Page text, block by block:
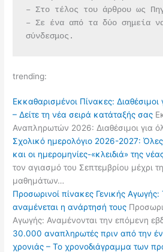
– Στο τέλος του άρθρου ως
– Σε ένα από τα δύο σημεία
σύνδεσμος.
trending:
Εκκαθαρισμένοι Πίνακες:
– Δείτε τη νέα σειρά κατάταξής σας
Αναπληρωτών 2026: Διαθέσιμοι για
Σχολικό ημερολόγιο 2026-2027: Όλες
και οι ημερομηνίες-«κλειδιά» της
τον αγιασμό του Σεπτεμβρίου μέχρι
μαθημάτων…
Προσωρινοί πίνακες Γενικής
αναμένεται η ανάρτησή τους
Αγωγής: Αναμένονται την επόμενη
30.000 αναπληρωτές πριν από την
χρονιάς – Το χρονοδιάγραμμα των